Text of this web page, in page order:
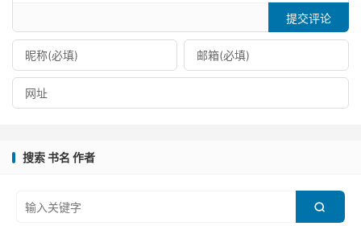
提交评论
搜索 书名 作者
